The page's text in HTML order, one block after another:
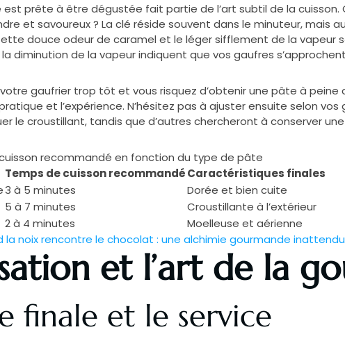
est prête à être dégustée fait partie de l’art subtil de la
et savoureux ? La clé réside souvent dans le minuteur, mais
douce odeur de caramel et le léger sifflement de la vapeur
diminution de la vapeur indiquent que vos gaufres
gaufrier trop tôt et vous risquez d’obtenir une pâte à
et l’expérience. N’hésitez pas à ajuster ensuite selon
le croustillant, tandis que d’autres chercheront à conserver
recommandé en fonction du type de pâte
Temps de cuisson recommandéCaractéristiques finales
3 à 5 minutes
Dorée et bien cuite
5 à 7 minutes
Croustillante à l’extérieur
2 à 4 minutes
Moelleuse et aérienne
la noix rencontre le chocolat : une alchimie gourmande
et l’art de la
finale et le service